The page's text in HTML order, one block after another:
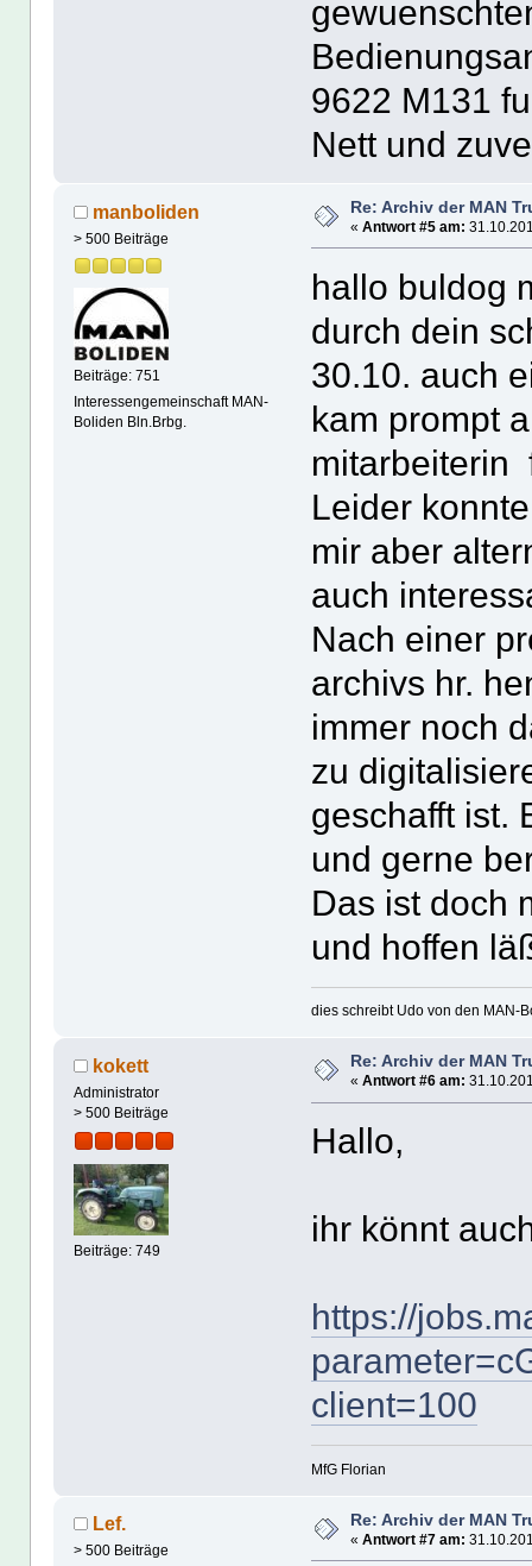
9622 M131
Nett und
manboliden
> 500 Beiträge
Beiträge: 751
Interessengemeinschaft MAN-
Boliden Bln.Brbg.
Re: Archiv der MAN
« Antwort #5 am:
hallo buldog
durch dein
30.10. auch
kam prompt
mitarbeiterin
Leider
mir aber
auch
Nach einer
archivs hr.
immer noch
zu
geschafft ist.
und gerne
Das ist doch
und hoffen
dies schreibt Udo von den MAN-
kokett
Administrator
> 500 Beiträge
Beiträge: 749
Re: Archiv der MAN
« Antwort #6 am:
Hallo,
ihr könnt
https://
client=100
MfG Florian
Lef.
> 500 Beiträge
Re: Archiv der MAN
« Antwort #7 am: